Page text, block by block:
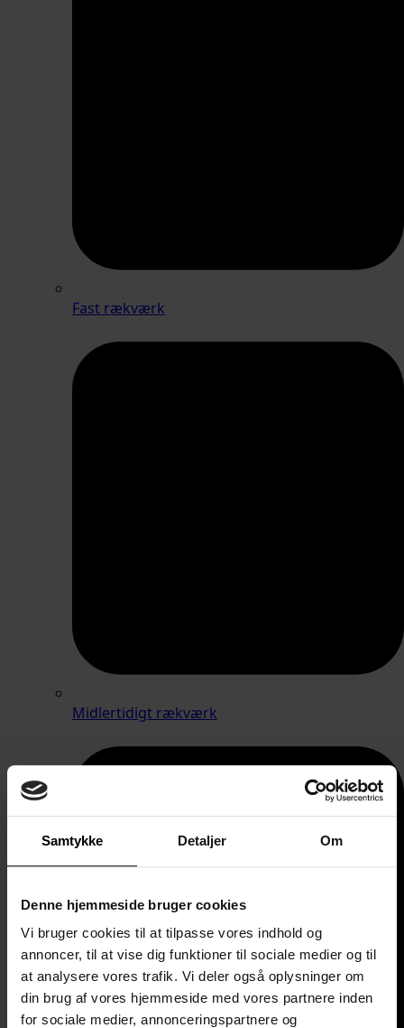
Samtykke Detaljer Om
Denne hjemmeside bruger cookies
Vi bruger cookies til at tilpasse vores indhold og
annoncer, til at vise dig funktioner til sociale medier og til
at analysere vores trafik. Vi deler også oplysninger om
din brug af vores hjemmeside med vores partnere inden
for sociale medier, annonceringspartnere og
Fast rækværk
Midlertidigt rækværk